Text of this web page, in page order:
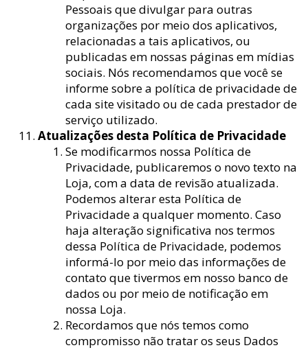
Pessoais que divulgar para outras
organizações por meio dos aplicativos,
relacionadas a tais aplicativos, ou
publicadas em nossas páginas em mídias
sociais. Nós recomendamos que você se
informe sobre a política de privacidade de
cada site visitado ou de cada prestador de
serviço utilizado.
Atualizações desta Política de Privacidade
Se modificarmos nossa Política de
Privacidade, publicaremos o novo texto na
Loja, com a data de revisão atualizada.
Podemos alterar esta Política de
Privacidade a qualquer momento. Caso
haja alteração significativa nos termos
dessa Política de Privacidade, podemos
informá-lo por meio das informações de
contato que tivermos em nosso banco de
dados ou por meio de notificação em
nossa Loja.
Recordamos que nós temos como
compromisso não tratar os seus Dados